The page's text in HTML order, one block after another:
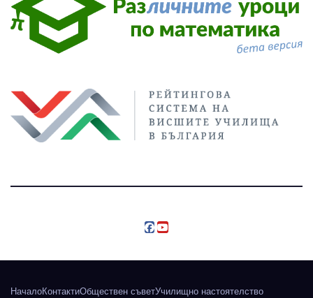
НачалоКонтактиОбществен съветУчилищно настоятелство